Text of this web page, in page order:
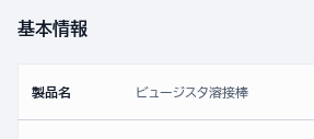
基本情報
製品名 ビュージスタ溶接棒